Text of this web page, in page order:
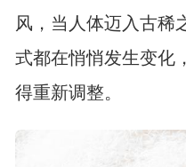
风，当人体迈入古稀
式都在悄悄发生变化
得重新调整。